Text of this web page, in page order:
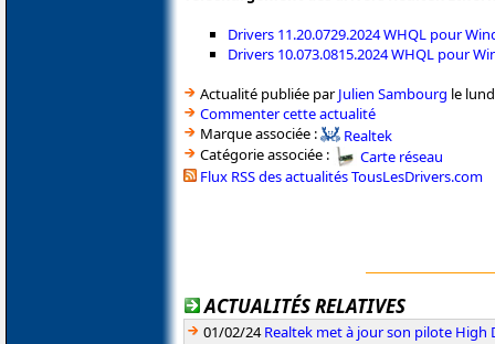
Drivers 11.20.0729.2024 WHQL pour
Drivers 10.073.0815.2024 WHQL pour
Actualité publiée parJulien Sambourg le
Commenter cette actualité
Marque associée :
Realtek
Catégorie associée :
Carte réseau
Flux RSS des actualités TousLesDrivers.com
ACTUALITÉS RELATIVES
01/02/24Realtek met à jour son pilote High